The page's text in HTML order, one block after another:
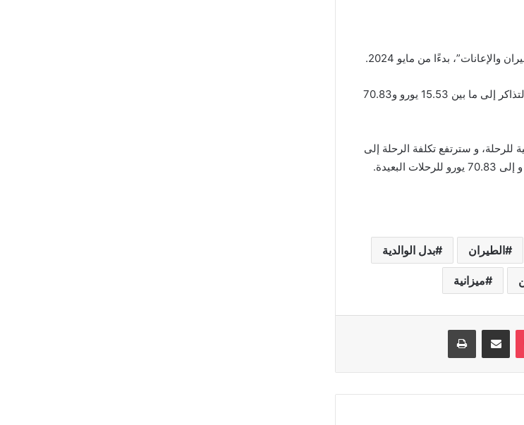
وهذا سيجعل الرحلات الجوية أكثر تكلفة، و بحسب وزارة المالية سترتفع ضريبة التذاكر إلى ما بين 15.53 يورو و70.83
للرحلة، و سترتفع تكلفة الرحلة إلى
الطيران بدل الوالدية
ميزانية
‫Pocket مشاركة عبر البريد طباعة